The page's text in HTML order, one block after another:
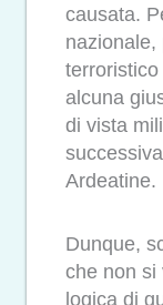
causata.
nazionale,
alcuna
di vista
Ardeatine.
Dunque,
che non si
logica di